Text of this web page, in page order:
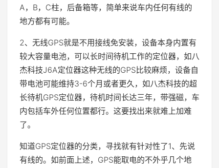
A，B，C柱，后备箱等，简单来说车内任何有线的
地方都有可能。
2、无线GPS就是不用接线免安装，设备本身内置有
较大容量电池，可以长时间待机工作的定位器，如八
杰科技J6A定位器这种无线的GPS比较麻烦，设备自
带电池可能维持3-6个月或者更久，如八杰科技的超
长待机GPS定位器，待机时间长达三年，带强磁，车
内包括车外任何位置都行。这要找出来就难上加难
了。
知道GPS定位器的分类，寻找就有针对性了1、先说
有线的。如前面上述，GPS能取电的不外乎几个地